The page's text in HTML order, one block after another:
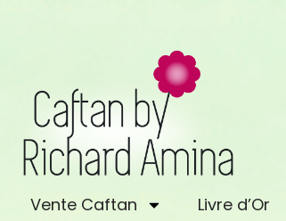
Vente Caftan Livre d’Or